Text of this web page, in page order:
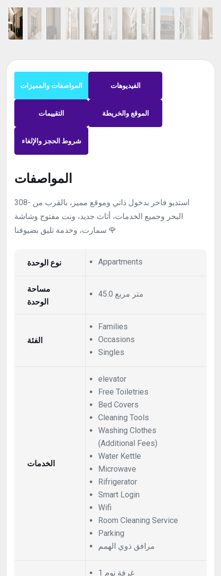
المواصفات والمميزات الفيديوهات
التقييمات الموقع والخريطة
شروط الحجز والإلغاء
المواصفات
308- استديو فاخر بدخول ذاتي وموقع مميز، بالقرب من
البحر وجميع الخدمات، أثاث جديد، ونت مفتوح وشاشة
سمارت، وخدمة تليق بضيوفنا 🌹
نوع الوحدة Appartments
مساحة
الوحدة
45.0 متر مربع
الفئة
Families
Occasions
Singles
الخدمات
elevator
Free Toiletries
Bed Covers
Cleaning Tools
Washing Clothes
(Additional Fees)
Water Kettle
Microwave
Rifrigerator
Smart Login
Wifi
Room Cleaning Service
Parking
مرافق ذوي الهمم
1 غرفة نوم